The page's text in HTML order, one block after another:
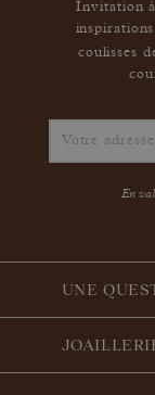
Invitation
coulisses
En
UNE